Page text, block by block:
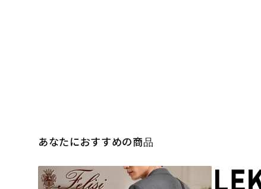
あなたにおすすめの商品